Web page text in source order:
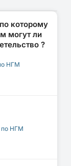
которому
могут ли
?
НГМ
по НГМ